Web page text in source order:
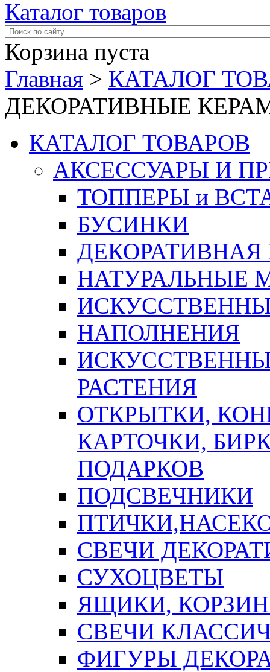
Каталог товаров
Корзина пуста
Главная > КАТАЛОГ
ДЕКОРАТИВНЫЕ
КАТАЛОГ ТОВАРОВ
АКСЕССУАРЫ И
ТОППЕРЫ и
БУСИНКИ
ДЕКОРАТИВНАЯ
НАТУРАЛЬНЫЕ
НАПОЛНЕНИЯ
РАСТЕНИЯ
ОТКРЫТКИ,
КАРТОЧКИ,
ПОДАРКОВ
ПОДСВЕЧНИКИ
СВЕЧИ
СУХОЦВЕТЫ
ЯЩИКИ,
СВЕЧИ
ФИГУРЫ